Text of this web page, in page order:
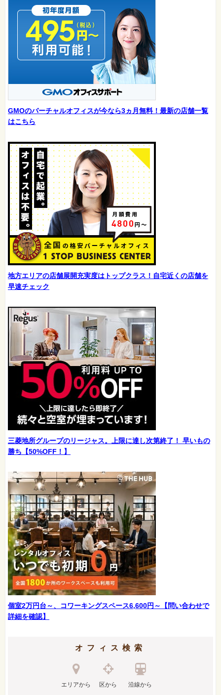
GMOのバーチャルオフィスが今なら3ヵ月無料！最新の店舗一覧
はこちら
地方エリアの店舗展開充実度はトップクラス！自宅近くの店舗を
早速チェック
三菱地所グループのリージャス。上限に達し次第終了！ 早いもの
勝ち【50%OFF！】
個室2万円台～、コワーキングスペース6,600円～【問い合わせで
詳細を確認】
オフィス検索
エリアから 区から 沿線から